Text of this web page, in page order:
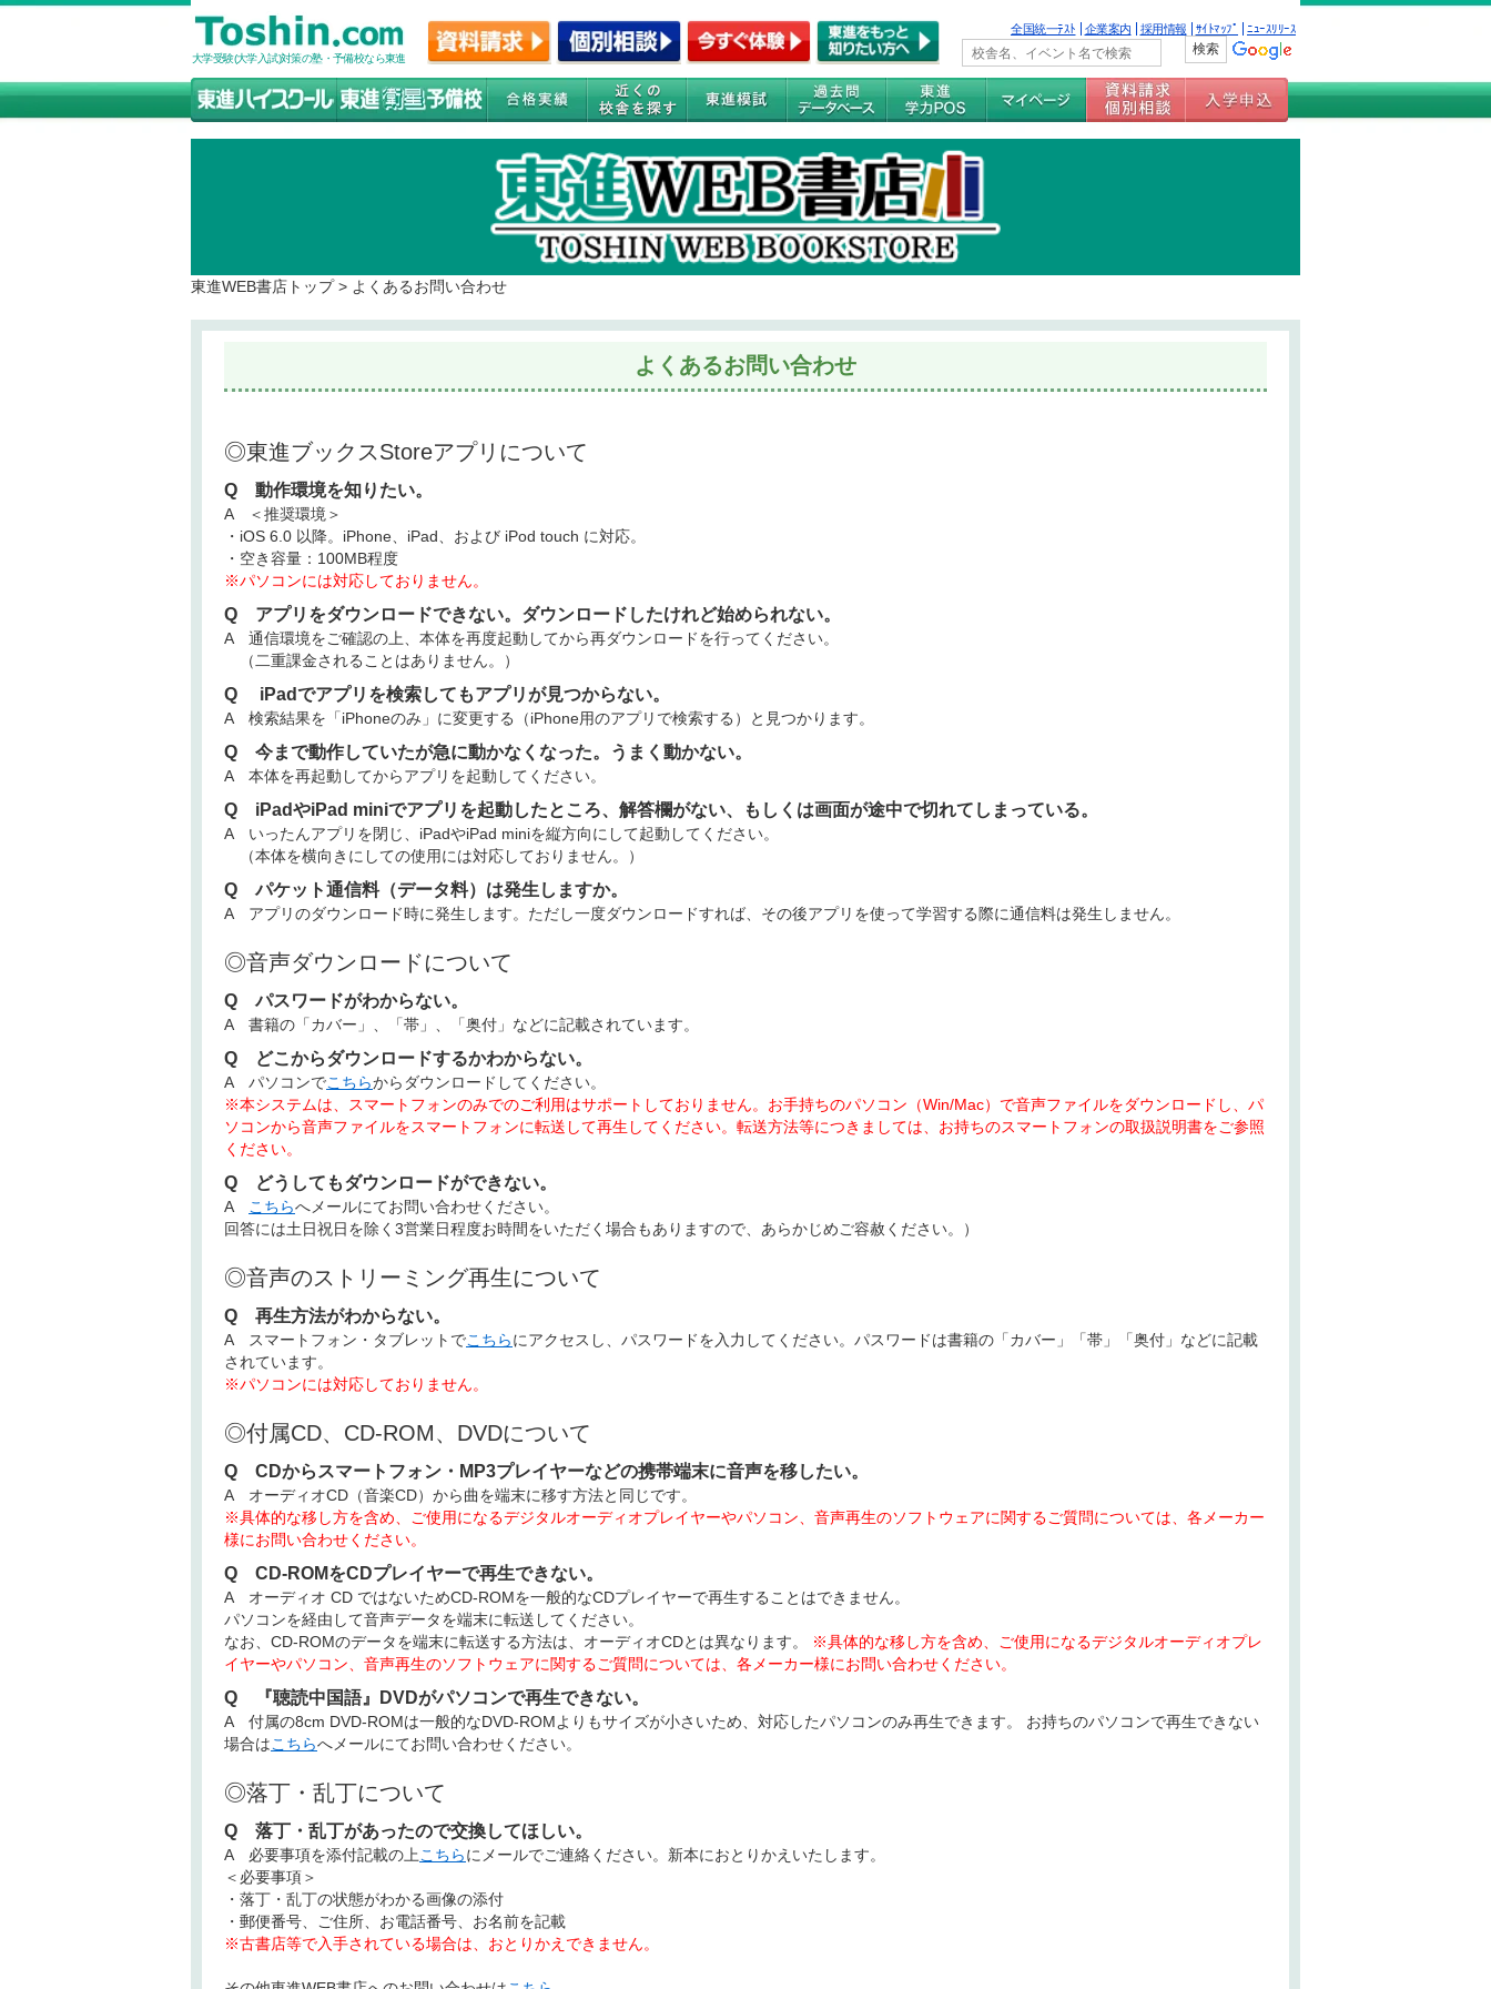
大学受験(大学入試)対策の塾・予備校なら東進
全国統一ﾃｽﾄ 企業案内 採用情報 ｻｲﾄﾏｯﾌﾟ ﾆｭｰｽﾘﾘｰｽ
東進WEB書店トップ> よくあるお問い合わせ
よくあるお問い合わせ
◎東進ブックスStoreアプリについて
Q 動作環境を知りたい。
A ＜推奨環境＞
・iOS 6.0 以降。iPhone、iPad、および iPod touch に対応。
・空き容量：100MB程度
※パソコンには対応しておりません。
Q アプリをダウンロードできない。ダウンロードしたけれど始められない。
A 通信環境をご確認の上、本体を再度起動してから再ダウンロードを行ってください。
（二重課金されることはありません。）
Q iPadでアプリを検索してもアプリが見つからない。
A 検索結果を「iPhoneのみ」に変更する（iPhone用のアプリで検索する）と見つかります。
Q 今まで動作していたが急に動かなくなった。うまく動かない。
A 本体を再起動してからアプリを起動してください。
Q iPadやiPad miniでアプリを起動したところ、解答欄がない、もしくは画面が途中で切れてしまっている。
A いったんアプリを閉じ、iPadやiPad miniを縦方向にして起動してください。
（本体を横向きにしての使用には対応しておりません。）
Q パケット通信料（データ料）は発生しますか。
A アプリのダウンロード時に発生します。ただし一度ダウンロードすれば、その後アプリを使って学習する際に通信料は発生しません。
◎音声ダウンロードについて
Q パスワードがわからない。
A 書籍の「カバー」、「帯」、「奥付」などに記載されています。
Q どこからダウンロードするかわからない。
A パソコンでこちらからダウンロードしてください。
※本システムは、スマートフォンのみでのご利用はサポートしておりません。お手持ちのパソコン（Win/Mac）で音声ファイルをダウンロードし、パ
ソコンから音声ファイルをスマートフォンに転送して再生してください。転送方法等につきましては、お持ちのスマートフォンの取扱説明書をご参照
ください。
Q どうしてもダウンロードができない。
A こちらへメールにてお問い合わせください。
回答には土日祝日を除く3営業日程度お時間をいただく場合もありますので、あらかじめご容赦ください。）
◎音声のストリーミング再生について
Q 再生方法がわからない。
A スマートフォン・タブレットでこちらにアクセスし、パスワードを入力してください。パスワードは書籍の「カバー」「帯」「奥付」などに記載
されています。
※パソコンには対応しておりません。
◎付属CD、CD-ROM、DVDについて
Q CDからスマートフォン・MP3プレイヤーなどの携帯端末に音声を移したい。
A オーディオCD（音楽CD）から曲を端末に移す方法と同じです。
※具体的な移し方を含め、ご使用になるデジタルオーディオプレイヤーやパソコン、音声再生のソフトウェアに関するご質問については、各メーカー
様にお問い合わせください。
Q CD-ROMをCDプレイヤーで再生できない。
A オーディオ CD ではないためCD-ROMを一般的なCDプレイヤーで再生することはできません。
パソコンを経由して音声データを端末に転送してください。
なお、CD-ROMのデータを端末に転送する方法は、オーディオCDとは異なります。
※具体的な移し方を含め、ご使用になるデジタルオーディオプレ
イヤーやパソコン、音声再生のソフトウェアに関するご質問については、各メーカー様にお問い合わせください。
Q 『聴読中国語』DVDがパソコンで再生できない。
A 付属の8cm DVD-ROMは一般的なDVD-ROMよりもサイズが小さいため、対応したパソコンのみ再生できます。 お持ちのパソコンで再生できない
場合はこちらへメールにてお問い合わせください。
◎落丁・乱丁について
Q 落丁・乱丁があったので交換してほしい。
A 必要事項を添付記載の上 こちらにメールでご連絡ください。新本におとりかえいたします。
＜必要事項＞
・落丁・乱丁の状態がわかる画像の添付
・郵便番号、ご住所、お電話番号、お名前を記載
※古書店等で入手されている場合は、おとりかえできません。